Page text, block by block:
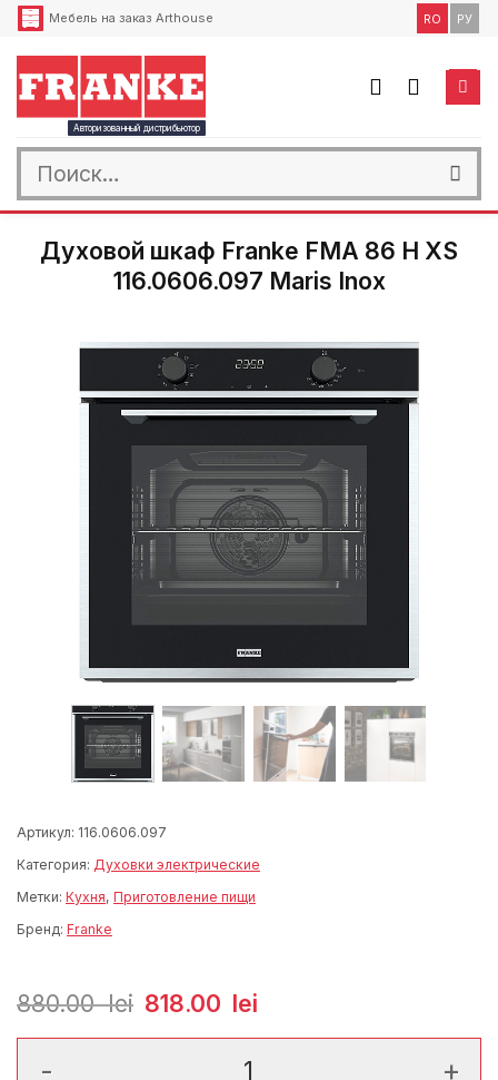
Skip
Мебель на заказ Arthouse RO РУ
Авторизованный дистрибьютор
Духовой шкаф Franke FMA 86 H XS
116.0606.097 Maris Inox
Артикул: 116.0606.097
Категория: Духовки электрические
Метки: Кухня, Приготовление пищи
Бренд: Franke
880.00lei Первоначальная
цена
составляла
818.00 lei
818.00